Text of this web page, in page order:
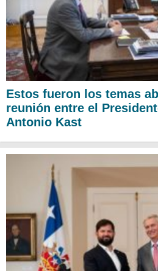
Estos fueron los temas
reunión entre el
Antonio Kast